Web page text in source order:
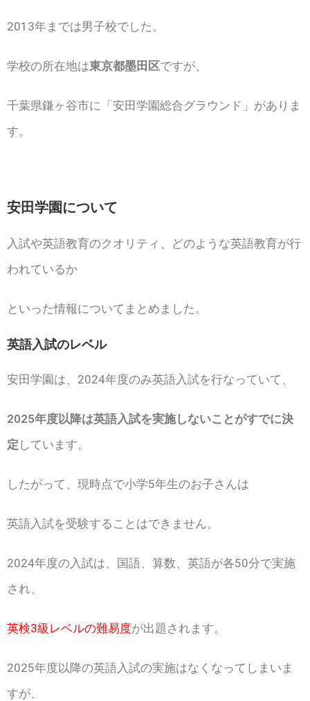
2013年までは男子校でした。
学校の所在地は東京都墨田区ですが、
千葉県鎌ヶ谷市に「安田学園総合グラウンド」がありま
す。
安田学園について
入試や英語教育のクオリティ、どのような英語教育が行
われているか
といった情報についてまとめました。
英語入試のレベル
安田学園は、2024年度のみ英語入試を行なっていて、
2025年度以降は英語入試を実施しないことがすでに決
定 しています。
したがって、現時点で小学5年生のお子さんは
英語入試を受験することはできません。
2024年度の入試は、国語、算数、英語が各50分で実施
され、
英検3級レベルの難易度が出題されます。
2025年度以降の英語入試の実施はなくなってしまいま
すが、